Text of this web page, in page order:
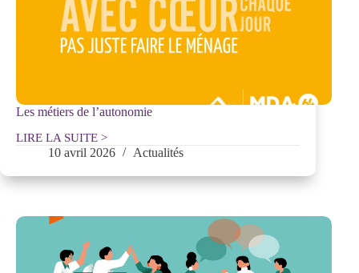
Les métiers de l’autonomie
LIRE LA SUITE >
Les
métiers
l’autonomie
10 avril 2026 Actualités